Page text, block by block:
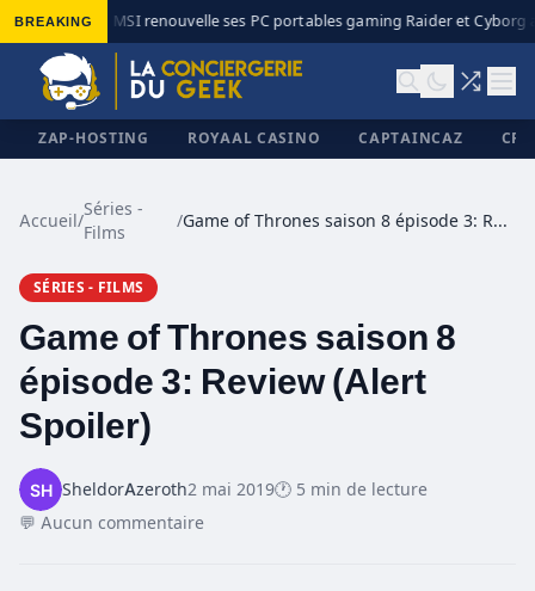
BREAKING
◆ MSI renouvelle ses PC portables gaming Raider et Cyborg
ZAP-HOSTING ROYAAL CASINO CAPTAINCAZ
Accueil/
Séries -
Films
/ Game of Thrones saison 8 épisode 3: Review (Alert Spoiler)
SÉRIES - FILMS
Game of Thrones saison 8
épisode 3: Review (Alert
Spoiler)
SheldorAzeroth2 mai 2019🕐 5 min de lecture
💬 Aucun commentaire